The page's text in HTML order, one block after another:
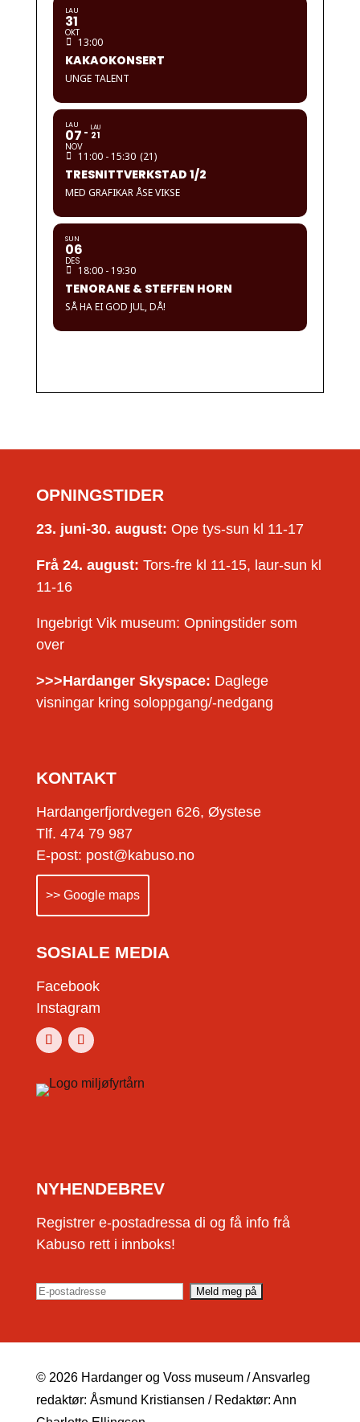
LAU
31
OKT
13:00
KAKAOKONSERT
UNGE TALENT
LAU
07
NOV
LAU
21
11:00 - 15:30 (21)
TRESNITTVERKSTAD 1/2
MED GRAFIKAR ÅSE VIKSE
SUN
06
DES
18:00 - 19:30
TENORANE & STEFFEN HORN
SÅ HA EI GOD JUL, DÅ!
OPNINGSTIDER
23. juni-30. august: Ope tys-sun kl 11-17
Frå 24. august: Tors-fre kl 11-15, laur-sun kl
11-16
Ingebrigt Vik museum: Opningstider som
over
>>>Hardanger Skyspace: Daglege
visningar kring soloppgang/-nedgang
KONTAKT
Hardangerfjordvegen 626, Øystese
Tlf. 474 79 987
E-post: post@kabuso.no
>> Google maps
SOSIALE MEDIA
Facebook
Instagram
NYHENDEBREV
Registrer e-postadressa di og få info frå
Kabuso rett i innboks!
© 2026 Hardanger og Voss museum / Ansvarleg
redaktør: Åsmund Kristiansen / Redaktør: Ann